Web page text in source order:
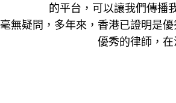
的平台，可以讓我們傳播
毫無疑問，多年來，香港已證明是
優秀的律師，